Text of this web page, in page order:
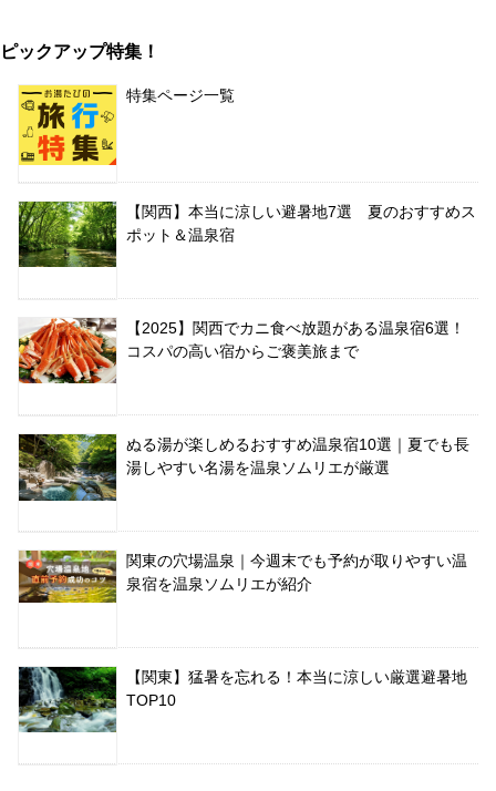
ピックアップ特集！
特集ページ一覧
【関西】本当に涼しい避暑地7選 夏のおすすめス
ポット＆温泉宿
【2025】関西でカニ食べ放題がある温泉宿6選！
コスパの高い宿からご褒美旅まで
ぬる湯が楽しめるおすすめ温泉宿10選｜夏でも長
湯しやすい名湯を温泉ソムリエが厳選
関東の穴場温泉｜今週末でも予約が取りやすい温
泉宿を温泉ソムリエが紹介
【関東】猛暑を忘れる！本当に涼しい厳選避暑地
TOP10